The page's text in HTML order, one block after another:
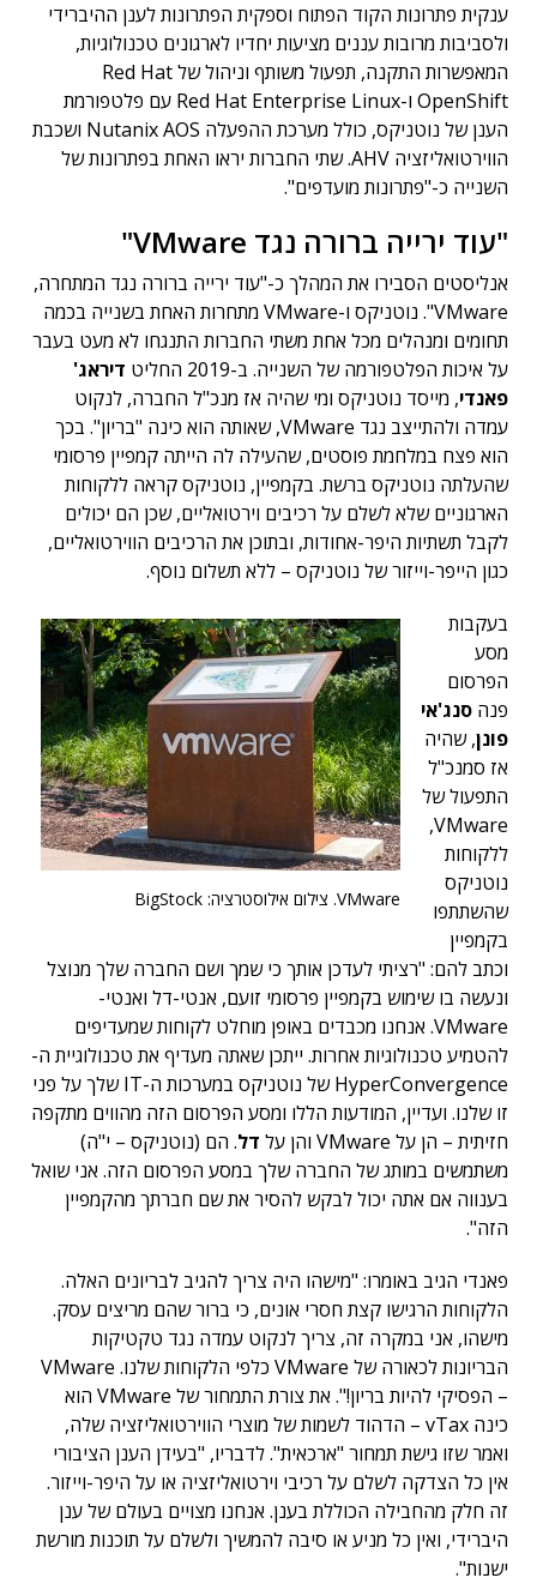
ענקית פתרונות הקוד הפתוח וספקית הפתרונות לענן ההיברידי
ולסביבות מרובות עננים מציעות יחדיו לארגונים טכנולוגיות,
המאפשרות התקנה, תפעול משותף וניהול של Red Hat
OpenShift ו-Red Hat Enterprise Linux עם פלטפורמת
הענן של נוטניקס, כולל מערכת ההפעלה Nutanix AOS ושכבת
הווירטואליזציה AHV. שתי החברות יראו האחת בפתרונות של
השנייה כ-"פתרונות מועדפים".
"עוד ירייה ברורה נגד VMware"
אנליסטים הסבירו את המהלך כ-"עוד ירייה ברורה נגד המתחרה,
VMware". נוטניקס ו-VMware מתחרות האחת בשנייה בכמה
תחומים ומנהלים מכל אחת משתי החברות התנגחו לא מעט בעבר
על איכות הפלטפורמה של השנייה. ב-2019 החליט
דיראג'
פאנדי, מייסד נוטניקס ומי שהיה אז מנכ"ל החברה, לנקוט
עמדה ולהתייצב נגד VMware, שאותה הוא כינה "בריון". בכך
הוא פצח במלחמת פוסטים, שהעילה לה הייתה קמפיין פרסומי
שהעלתה נוטניקס ברשת. בקמפיין, נוטניקס קראה ללקוחות
הארגוניים שלא לשלם על רכיבים וירטואליים, שכן הם יכולים
לקבל תשתיות היפר-אחודות, ובתוכן את הרכיבים הווירטואליים,
כגון הייפר-וייזור של נוטניקס – ללא תשלום נוסף.
VMware. צילום אילוסטרציה: BigStock
בעקבות
מסע
הפרסום
פנה סנג'אי
פונן, שהיה
אז סמנכ"ל
התפעול של
VMware,
ללקוחות
נוטניקס
שהשתתפו
בקמפיין
וכתב להם: "רציתי לעדכן אותך כי שמך ושם החברה שלך מנוצל
ונעשה בו שימוש בקמפיין פרסומי זועם, אנטי-דל ואנטי-
VMware. אנחנו מכבדים באופן מוחלט לקוחות שמעדיפים
להטמיע טכנולוגיות אחרות. ייתכן שאתה מעדיף את טכנולוגיית ה-
HyperConvergence של נוטניקס במערכות ה-IT שלך על פני
זו שלנו. ועדיין, המודעות הללו ומסע הפרסום הזה מהווים מתקפה
חזיתית – הן על VMware והן על
דל. הם (נוטניקס – י"ה)
משתמשים במותג של החברה שלך במסע הפרסום הזה. אני שואל
בענווה אם אתה יכול לבקש להסיר את שם חברתך מהקמפיין
הזה".
פאנדי הגיב באומרו: "מישהו היה צריך להגיב לבריונים האלה.
הלקוחות הרגישו קצת חסרי אונים, כי ברור שהם מריצים עסק.
מישהו, אני במקרה זה, צריך לנקוט עמדה נגד טקטיקות
הבריונות לכאורה של VMware כלפי הלקוחות שלנו. VMware
– הפסיקי להיות בריון!". את צורת התמחור של VMware הוא
כינה vTax – הדהוד לשמות של מוצרי הווירטואליזציה שלה,
ואמר שזו גישת תמחור "ארכאית". לדבריו, "בעידן הענן הציבורי
אין כל הצדקה לשלם על רכיבי וירטואליזציה או על היפר-וייזור.
זה חלק מהחבילה הכוללת בענן. אנחנו מצויים בעולם של ענן
היברידי, ואין כל מניע או סיבה להמשיך ולשלם על תוכנות מורשת
ישנות".